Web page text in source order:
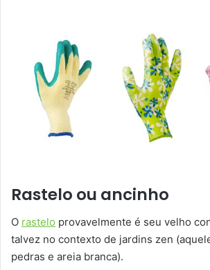
Rastelo ou ancinho
O rastelo provavelmente é seu velho
talvez no contexto de jardins zen
pedras e areia branca).